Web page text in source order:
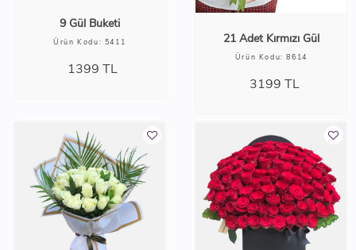
9 Gül Buketi
Ürün Kodu: 5411
1399 TL
21 Adet Kırmızı Gül
Ürün Kodu: 8614
3199 TL